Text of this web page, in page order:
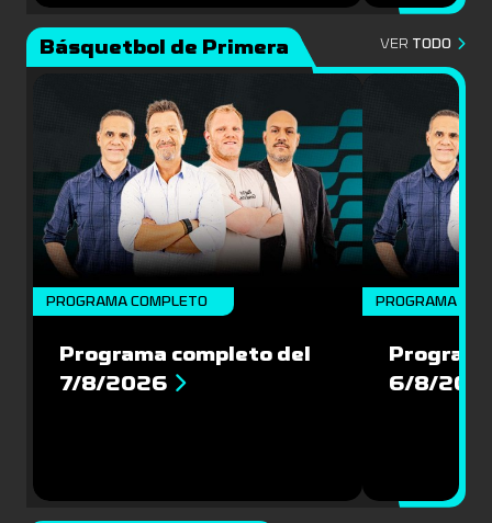
Básquetbol de Primera VER TODO
PROGRAMA COMPLETO
Programa completo del
7/8/2026
PROGRAMA
6/8/